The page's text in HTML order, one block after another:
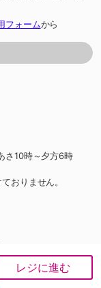
レジに進む
フォームから
さ10時～夕方6時
おりません。